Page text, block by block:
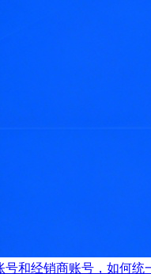
和经销商账号，如何统